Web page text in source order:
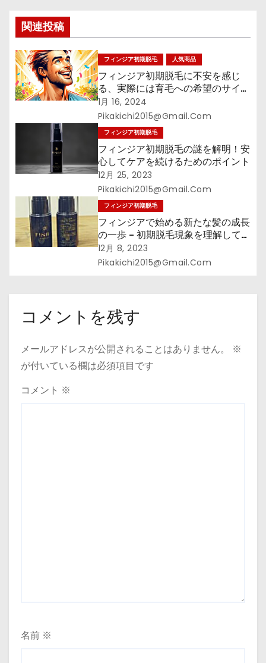
シ
ョ
ン
関連投稿
フィンジア初期脱毛 人気商品
フィンジア初期脱毛に不安を感じ
る、実際には育毛への希望のサイ
ン!?
1月 16, 2024
Pikakichi2015@gmail.com
フィンジア初期脱毛
フィンジア初期脱毛の謎を解明！安
心してケアを続けるためのポイント
12月 25, 2023
Pikakichi2015@gmail.com
フィンジア初期脱毛
フィンジアで始める新たな髪の成長
の一歩 – 初期脱毛現象を理解して、
髪の健康への旅立ちをサポート！
12月 8, 2023
Pikakichi2015@gmail.com
コメントを残す
メールアドレスが公開されることはありません。
※
が付いている欄は必須項目です
コメント ※
名前 ※